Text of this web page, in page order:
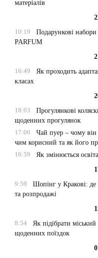
матеріалів
10:19
Подарункові набори
PARFUM
16:49
Як проходить
класах
18:03
Прогулянкові
щоденних прогулянок
17:06
Чай пуер – чому
чим корисний та як його
16:59
Як змінюється
9:59
Шопінг у Кракові: де
та розпродажі
8:54
Як підібрати
щоденних поїздок